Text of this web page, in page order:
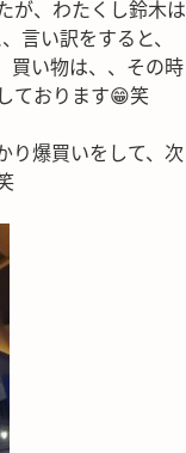
が、わたくし鈴木は
言い訳をすると、
買い物は、、その時
ております😁笑
り爆買いをして、次